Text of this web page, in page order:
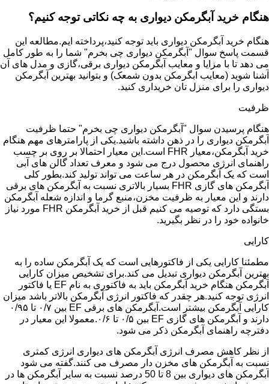
هنگام خرید آبگرمکن دیواری به چه نکاتی توجه کنیم؟
هنگام خرید آبگرمکن دیواری باید توجه کنید،پرداخته ایم.مطالعه این
قسمت پاسخ سوال "آبگرمکن دیواری چی بخرم" شما را به طور کامل
می دهد تا با مزایا و معایب آبگرمکن دیواری برقی،گازی و مدل های آن
آشنا شوید (معایب ابگرمکن بدون شمعک) و بتوانید بهترین آبگرمکن
دیواری را برای منزل تان خریداری کنید.
ظرفیت
هنگام پرسیدن سوال "آبگرمکن دیواری چی بخرم" حتما ظرفیت
آبگرمکن دیواری را در ذهن داشته باشید.یکی از پارامترهای مهم هنگام
خرید آبگرمکن،معیار FHR است.این معیار احتمالا بر روی بر چسب
راهنمای انرژی محصول درج می شود و معرف تعداد گالن های آبی
است که یک آبگرمکن در هر ساعت می تواند تولید کند.بطور کلی
آبگرمکن های گازی FHR بسیار بالاتری نسبت به آبگرمکن های برقی
دارند و این معیار به ظرفیت مخزن،منبع گرما و اندازه شعله آبگرمکن
بستگی دارد که توصیه می کنیم قبل از خرید آبگرمکن FHR مورد نیاز
خانواده خود را در نظر بگیرید.
کارایی
مطمئنا کارایی یکی از فاکتورهایی است که یک آبگرمکن ساده را به
بهترین آبگرمکن دیواری تبدیل می کند.برای تشخیص میزان کارایی
آبگرمکن هنگام خرید آبگرمکن باید به فاکتوری به نام EF یا فاکتور
انرژی توجه کنید.هر چقدر که فاکتور انرژی آبگرمکن بالاتر باشد میزان
کارایی آبگرمکن بیشتر است.آبگرمکن های برقی EF بین ۰/۷ تا ۰/۹۵
دارند و آبگرمکن های گازی EF بین ۰/۵ تا ۰/۶.معمولا این معیار در
دفترچه راهنمای آبگرمکن ذکر می شود.
از نظر کاهش مصرف انرژی آبگرمکن های دیواری انرژی کمتری
نسبت به آبگرمکن های مخزن دار مصرف می کنند.گفته می شود
آبگرمکن های دیواری بین 8 تا 50 درصد نسبت به سایر آبگرمکن ها در